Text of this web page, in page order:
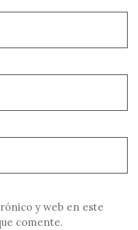
y web en este
comente.